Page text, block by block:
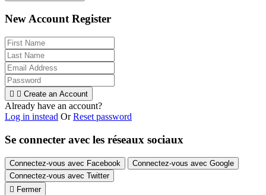
New Account Register
  Create an Account
Already have an account?
Log in instead OrReset password
Se connecter avec les réseaux sociaux
Connectez-vous avec Facebook
Connectez-vous avec Google
Connectez-vous avec Twitter
 Fermer